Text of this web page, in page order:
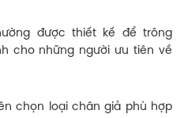
được thiết kế để trông
cho những người ưu tiên về
chọn loại chân giả phù hợp